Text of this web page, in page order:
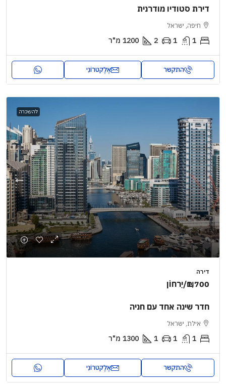
דירת סטודיו מודרנית
חיפה, ישראל
1
1
2
1200 מ"ר
התקשר אֶלֶקטרוֹנִי
להשכרה
דירה
₪1,700/יַרחוֹן
חדר שינה אחד עם חניה
אילת, ישראל
1
1
1
1300 מ"ר
התקשר אֶלֶקטרוֹנִי